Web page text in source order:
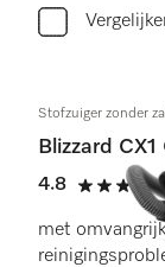
Stofzuiger zonder
Blizzard
4.8
4.8
met